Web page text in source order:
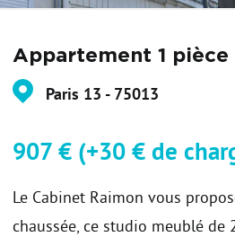
Appartement 1 pièce
Paris 13 - 75013
907 € (+30 € de
Le Cabinet Raimon vous
chaussée, ce studio meublé de